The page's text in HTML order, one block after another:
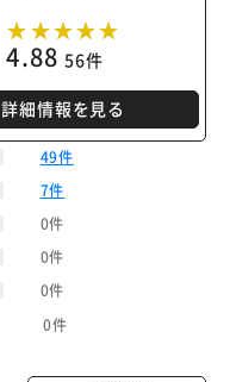
4.88 56件
詳細情報を見る
49件
7件
0件
0件
0件
0件